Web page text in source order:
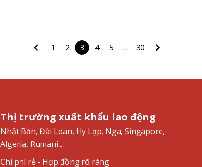
1
2 3 4 5 … 30
Thị trường xuất khẩu lao động
Nhật Bản, Đài Loan, Hy Lạp, Nga, Singapore,
Algeria, Rumani...
Chi phí rẻ - Hợp đồng rõ ràng